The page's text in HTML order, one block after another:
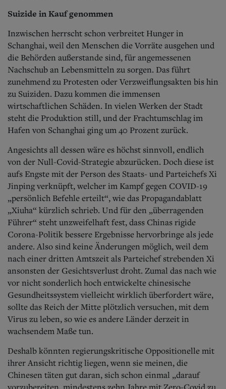
Suizide in Kauf genommen
Inzwischen herrscht schon verbreitet Hunger in
Schanghai, weil den Menschen die Vorräte ausgehen und
die Behörden außerstande sind, für angemessenen
Nachschub an Lebensmitteln zu sorgen. Das führt
zunehmend zu Protesten oder Verzweiflungsakten bis hin
zu Suiziden. Dazu kommen die immensen
wirtschaftlichen Schäden. In vielen Werken der Stadt
steht die Produktion still, und der Frachtumschlag im
Hafen von Schanghai ging um 40 Prozent zurück.
Angesichts all dessen wäre es höchst sinnvoll, endlich
von der Null-Covid-Strategie abzurücken. Doch diese ist
aufs Engste mit der Person des Staats- und Parteichefs Xi
Jinping verknüpft, welcher im Kampf gegen COVID-19
„persönlich Befehle erteilt“, wie das Propagandablatt
„Xiuha“ kürzlich schrieb. Und für den „überragenden
Führer“ steht unzweifelhaft fest, dass Chinas rigide
Corona-Politik bessere Ergebnisse hervorbringe als jede
andere. Also sind keine Änderungen möglich, weil dem
nach einer dritten Amtszeit als Parteichef strebenden Xi
ansonsten der Gesichtsverlust droht. Zumal das nach wie
vor nicht sonderlich hoch entwickelte chinesische
Gesundheitssystem vielleicht wirklich überfordert wäre,
sollte das Reich der Mitte plötzlich versuchen, mit dem
Virus zu leben, so wie es andere Länder derzeit in
wachsendem Maße tun.
Deshalb könnten regierungskritische Oppositionelle mit
ihrer Ansicht richtig liegen, wenn sie meinen, die
Chinesen täten gut daran, sich schon einmal „darauf